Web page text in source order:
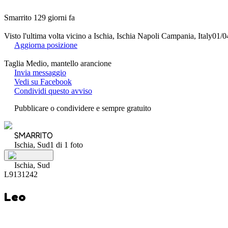
Smarrito 129 giorni fa
Visto l'ultima volta vicino a Ischia, Ischia Napoli Campania, Italy01/
Aggiorna posizione
Taglia Medio, mantello arancione
Invia messaggio
Vedi su Facebook
Condividi questo avviso
Pubblicare o condividere e sempre gratuito
SMARRITO
Ischia, Sud1 di 1 foto
Ischia, Sud
L9131242
Leo